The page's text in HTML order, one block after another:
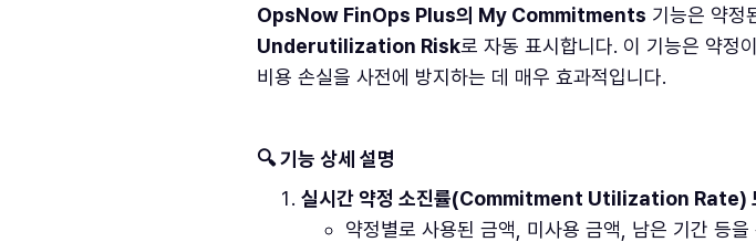
OpsNow FinOps Plus의 My Commitments 기능은 약정
Underutilization Risk로 자동 표시합니다. 이 기능은 약정
비용 손실을 사전에 방지하는 데 매우 효과적입니다.
🔍 기능 상세 설명
실시간 약정 소진률(Commitment Utilization Rate)
약정별로 사용된 금액, 미사용 금액, 남은 기간 등